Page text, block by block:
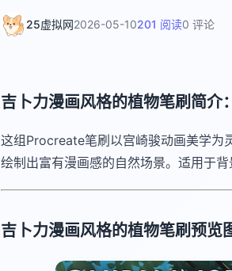
25虚拟网2026-05-10201 阅读0 评论
吉卜力漫画风格的植物笔刷简介：
这组Procreate笔刷以宫崎骏动画美学为
绘制出富有漫画感的自然场景。适用于
吉卜力漫画风格的植物笔刷预览